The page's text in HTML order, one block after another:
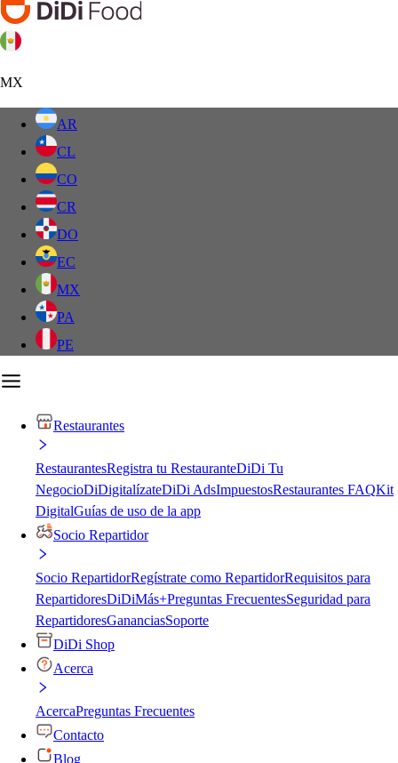
MX
AR
CL
CO
CR
DO
EC
MX
PA
PE
Restaurantes
RestaurantesRegistra tu RestauranteDiDi Tu
NegocioDiDigitalízateDiDi AdsImpuestosRestaurantes FAQKit
DigitalGuías de uso de la app
Socio Repartidor
Socio RepartidorRegístrate como RepartidorRequisitos para
RepartidoresDiDiMás+Preguntas FrecuentesSeguridad para
RepartidoresGananciasSoporte
DiDi Shop
Acerca
AcercaPreguntas Frecuentes
Contacto
Blog